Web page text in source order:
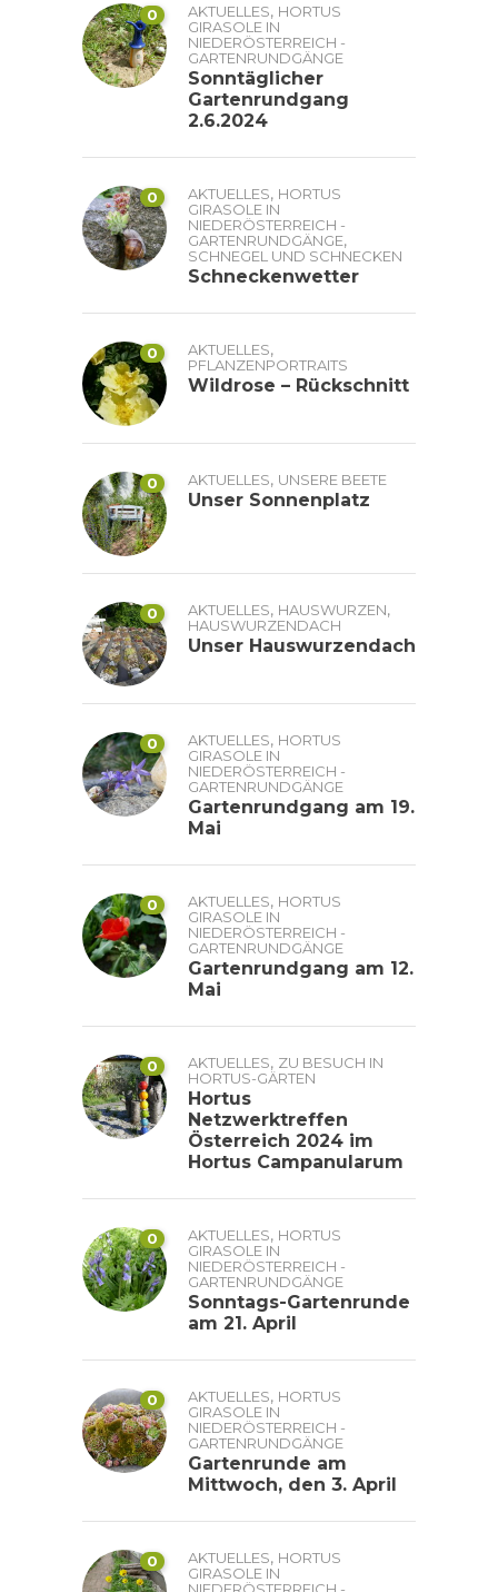
0 AKTUELLES, HORTUS
GIRASOLE IN
NIEDERÖSTERREICH -
GARTENRUNDGÄNGE
Sonntäglicher
Gartenrundgang
2.6.2024
0 AKTUELLES, HORTUS
GIRASOLE IN
NIEDERÖSTERREICH -
GARTENRUNDGÄNGE,
SCHNEGEL UND SCHNECKEN
Schneckenwetter
0 AKTUELLES,
PFLANZENPORTRAITS
Wildrose – Rückschnitt
0 AKTUELLES, UNSERE BEETE
Unser Sonnenplatz
0 AKTUELLES, HAUSWURZEN,
HAUSWURZENDACH
Unser Hauswurzendach
0 AKTUELLES, HORTUS
GIRASOLE IN
NIEDERÖSTERREICH -
GARTENRUNDGÄNGE
Gartenrundgang am 19.
Mai
0 AKTUELLES, HORTUS
GIRASOLE IN
NIEDERÖSTERREICH -
GARTENRUNDGÄNGE
Gartenrundgang am 12.
Mai
0 AKTUELLES, ZU BESUCH IN
HORTUS-GÄRTEN
Hortus
Netzwerktreffen
Österreich 2024 im
Hortus Campanularum
0 AKTUELLES, HORTUS
GIRASOLE IN
NIEDERÖSTERREICH -
GARTENRUNDGÄNGE
Sonntags-Gartenrunde
am 21. April
0 AKTUELLES, HORTUS
GIRASOLE IN
NIEDERÖSTERREICH -
GARTENRUNDGÄNGE
Gartenrunde am
Mittwoch, den 3. April
0 AKTUELLES, HORTUS
GIRASOLE IN